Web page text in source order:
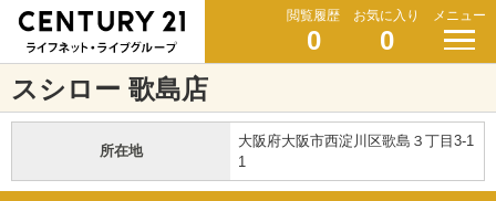
閲覧履歴
0
お気に入り
0
メニュー
スシロー 歌島店
所在地
大阪府大阪市西淀川区歌島３丁目3-1
1